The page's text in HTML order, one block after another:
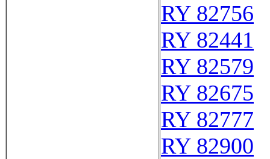
RY 82756
RY 82441
RY 82579
RY 82675
RY 82777
RY 82900